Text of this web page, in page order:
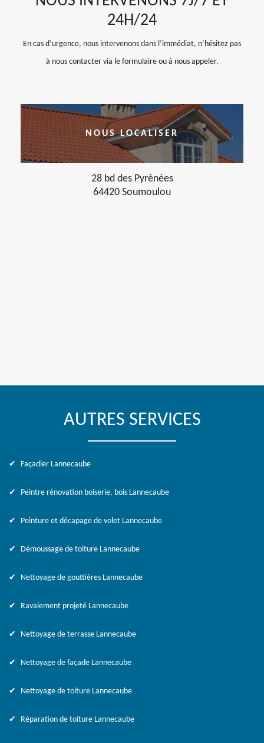
24H/24
En cas d’urgence, nous intervenons dans l’immédiat, n’hésitez pas
à nous contacter via le formulaire ou à nous appeler.
NOUS LOCALISER
28 bd des Pyrénées
64420 Soumoulou
AUTRES SERVICES
Façadier Lannecaube
Peintre rénovation boiserie, bois Lannecaube
Peinture et décapage de volet Lannecaube
Démoussage de toiture Lannecaube
Nettoyage de gouttières Lannecaube
Ravalement projeté Lannecaube
Nettoyage de terrasse Lannecaube
Nettoyage de façade Lannecaube
Nettoyage de toiture Lannecaube
Réparation de toiture Lannecaube